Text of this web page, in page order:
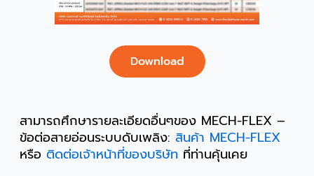
Download
สามารถศึกษารายละเอียดอื่นๆของ MECH-FLEX –
ข้อต่อสายอ่อนระบบดับเพลิง: สินค้า MECH-FLEX
หรือ ติดต่อเจ้าหน้าที่ของบริษัทที่ท่านคุ้นเคย